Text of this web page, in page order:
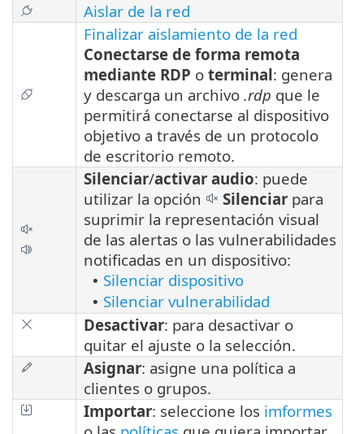
Aislar de la red
Finalizar aislamiento de la red
Conectarse de forma remota
mediante RDP o terminal: genera
y descarga un archivo .rdp que le
permitirá conectarse al dispositivo
objetivo a través de un protocolo
de escritorio remoto.
Silenciar/activar audio: puede
utilizar la opción
Silenciar para
suprimir la representación visual
de las alertas o las vulnerabilidades
notificadas en un dispositivo:
• Silenciar dispositivo
• Silenciar vulnerabilidad
Desactivar: para desactivar o
quitar el ajuste o la selección.
Asignar: asigne una política a
clientes o grupos.
Importar: seleccione los imformes